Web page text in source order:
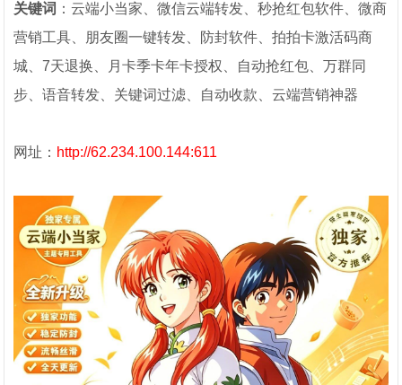
关键词 ：云端小当家、微信云端转发、秒抢红包软件、微商
营销工具、朋友圈一键转发、防封软件、拍拍卡激活码商
城、7天退换、月卡季卡年卡授权、自动抢红包、万群同
步、语音转发、关键词过滤、自动收款、云端营销神器
网址： http://62.234.100.144:611